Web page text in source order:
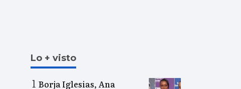
Lo + visto
Borja Iglesias, Ana